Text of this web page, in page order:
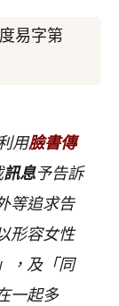
易字第
用臉書傳
訊息予告訴
等追求告
形容女性
，及「同
一起多